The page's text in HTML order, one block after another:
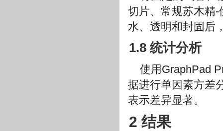
切片、常规苏木精
水、透明和封固后
1.8 统计分析
使用GraphPad
据进行单因素方差
表示差异显著。
2 结果